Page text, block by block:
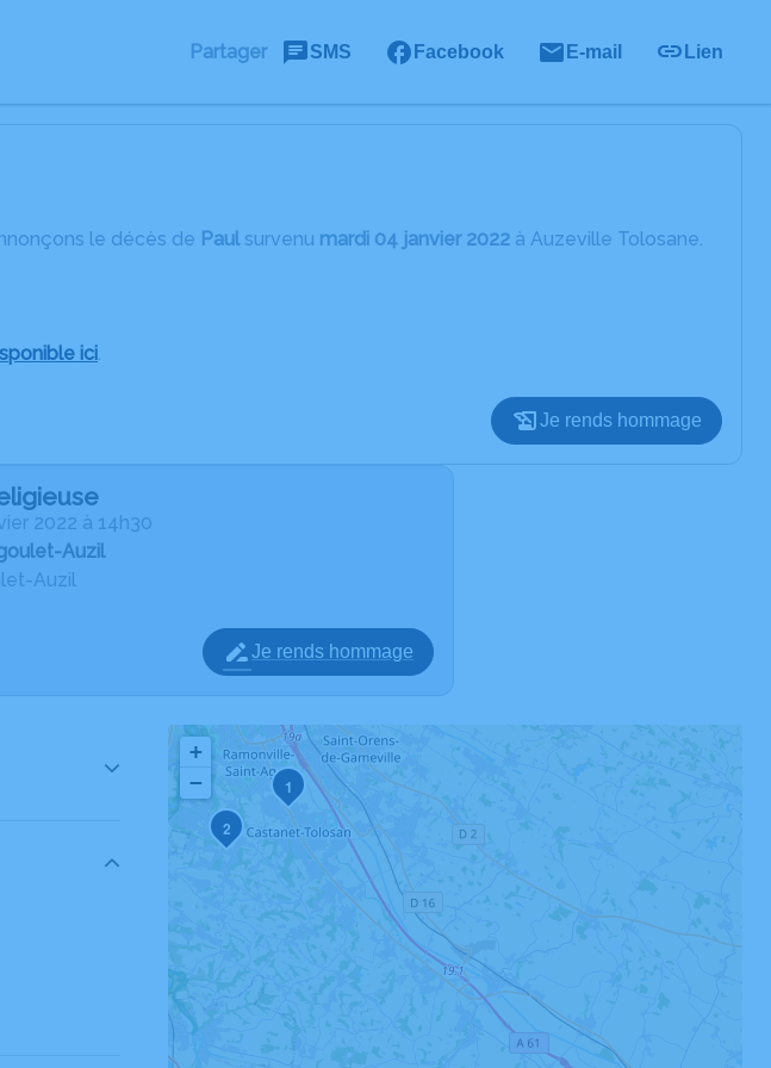
Partager SMS Facebook E-mail Lien
le décès de Paulsurvenu mardi 04 janvier 2022 à Auzeville Tolosane.
ici.
Je rends hommage
2022 à 14h30
Auzil
Auzil
Je rends hommage
1
2
+
−